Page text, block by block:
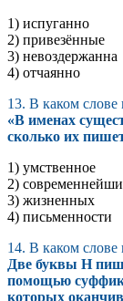
1) испуганно
2) привезённые
3) невоздержанна
4) отчаянно
13. В каком
«В именах
сколько их
1) умственное
2)
3) жизненных
4) письменности
14. В каком
Две буквы Н
помощью
которых